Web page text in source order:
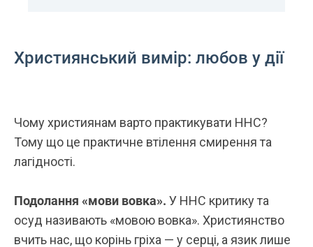
Християнський вимір: любов у дії
Чому християнам варто практикувати ННС?
Тому що це практичне втілення смирення та
лагідності.
Подолання «мови вовка». У ННС критику та
осуд називають «мовою вовка». Християнство
вчить нас, що корінь гріха — у серці, а язик лише